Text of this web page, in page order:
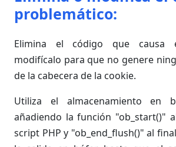
problemático:
Elimina el código que causa
modifícalo para que no genere
de la cabecera de la cookie.
Utiliza el almacenamiento en
añadiendo la función "ob_start()"
script PHP y "ob_end_flush()" al